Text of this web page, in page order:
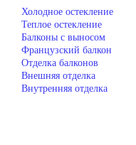
Холодное остекление
Теплое остекление
Балконы с выносом
Французский балкон
Отделка балконов
Внешняя отделка
Внутренняя отделка